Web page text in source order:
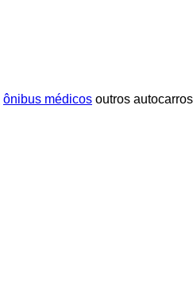
ônibus médicos outros autocarros